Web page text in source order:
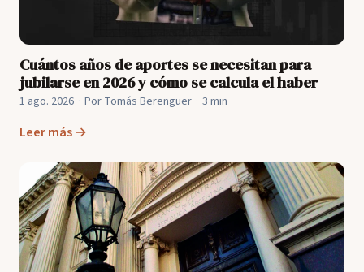
Cuántos años de aportes se necesitan para
jubilarse en 2026 y cómo se calcula el haber
1 ago. 2026 Por Tomás Berenguer 3 min
Leer más →